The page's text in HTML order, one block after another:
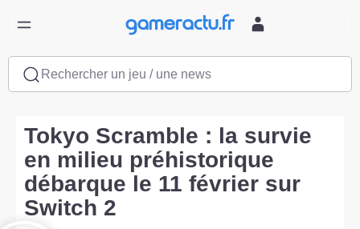
Rechercher un jeu / une news
Tokyo Scramble : la survie
en milieu préhistorique
débarque le 11 février sur
Switch 2